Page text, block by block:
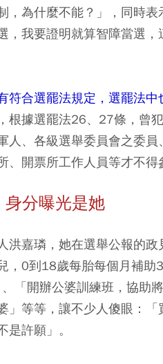
為什麼不能？」，同時
我要證明就算智障當選，
符合選罷法規定，選罷法中
，根據選罷法26、27條，曾
、各級選舉委員會之委員
開票所工作人員等才不得
分曝光是她
洪嘉璘，她在選舉公報的
，0到18歲每胎每個月補助
「開辦公婆訓練班，協助
」等等，讓不少人傻眼：
許願」。